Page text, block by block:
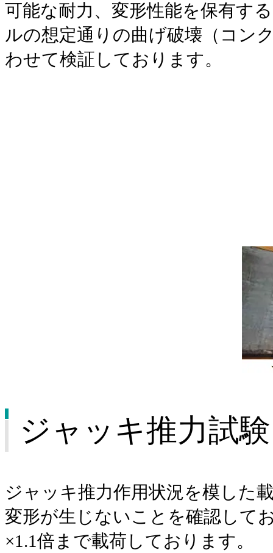
可能な耐力、変形性能を保有す
ルの想定通りの曲げ破壊（コン
わせて検証しております。
ジャッキ推力試験
ジャッキ推力作用状況を模した
変形が生じないことを確認して
×1.1倍まで載荷しております。